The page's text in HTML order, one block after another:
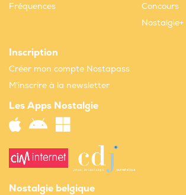
Fréquences
Concours
Nostalgie+
Inscription
Créer mon compte Nostapass
M'inscrire à la newsletter
Les Apps Nostalgie
Nostalgie belgique